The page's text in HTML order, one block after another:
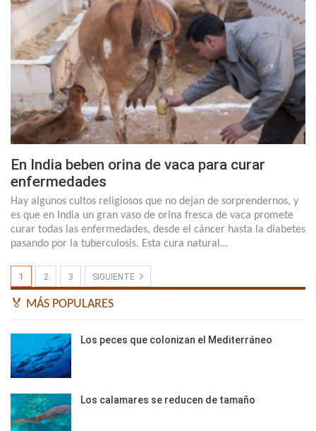
En India beben orina de vaca para curar
enfermedades
Hay algunos cultos religiosos que no dejan de sorprendernos, y
es que en India un gran vaso de orina fresca de vaca promete
curar todas las enfermedades, desde el cáncer hasta la diabetes
pasando por la tuberculosis. Esta cura natural…
1 2 3 SIGUIENTE
🏅 MÁS POPULARES
Los peces que colonizan el Mediterráneo
Los calamares se reducen de tamaño